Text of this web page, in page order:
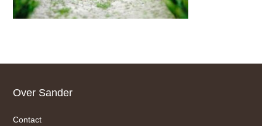
Footer
Over Sander
Contact